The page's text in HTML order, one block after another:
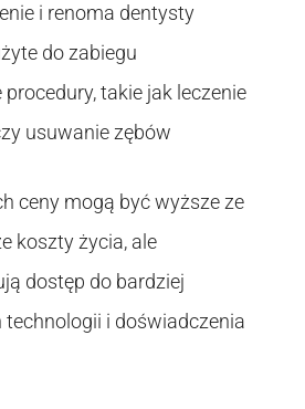
i renoma dentysty
do zabiegu
takie jak leczenie
usuwanie zębów
ceny mogą być wyższe ze
koszty życia, ale
dostęp do bardziej
i doświadczenia